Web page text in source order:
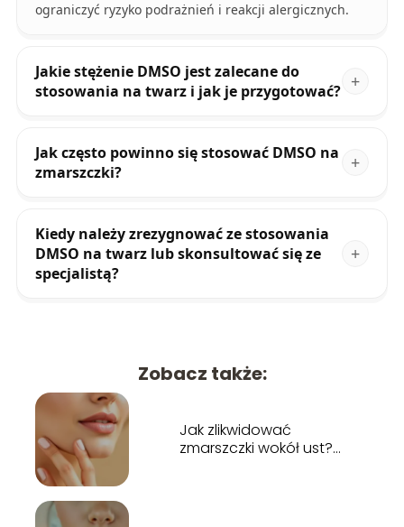
ograniczyć ryzyko podrażnień i reakcji alergicznych.
Jakie stężenie DMSO jest zalecane do
stosowania na twarz i jak je przygotować?
Jak często powinno się stosować DMSO na
zmarszczki?
Kiedy należy zrezygnować ze stosowania
DMSO na twarz lub skonsultować się ze
specjalistą?
Zobacz także:
Jak zlikwidować
zmarszczki wokół ust?